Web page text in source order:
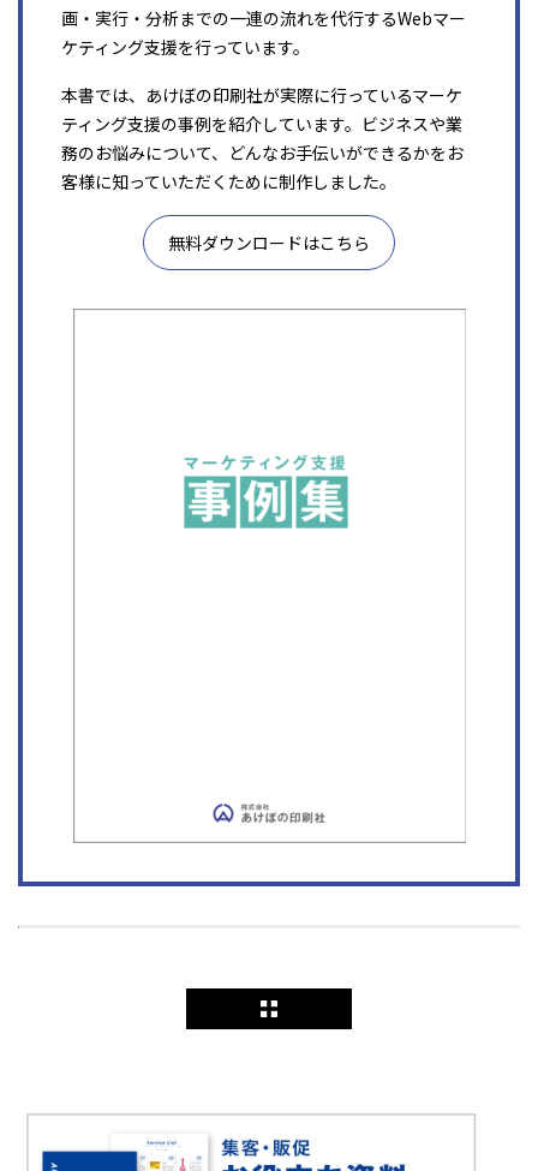
画・実行・分析までの一連の流れを代行するWebマー
ケティング支援を行っています。
本書では、あけぼの印刷社が実際に行っているマーケ
ティング支援の事例を紹介しています。ビジネスや業
務のお悩みについて、どんなお手伝いができるかをお
客様に知っていただくために制作しました。
無料ダウンロードはこちら